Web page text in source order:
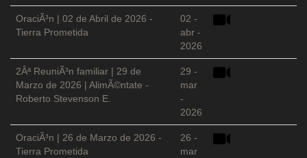
OraciÃ³n | 02 de Abril de 2026 -
Tierra Prometida
02 -
abr -
2026
2Âª ReuniÃ³n familiar | 29 de
Marzo de 2026 | AlimÃ©ntate -
Roberto Stevenson E.
29 -
mar
-
2026
OraciÃ³n | 26 de Marzo de 2026 -
Tierra Prometida
26 -
mar